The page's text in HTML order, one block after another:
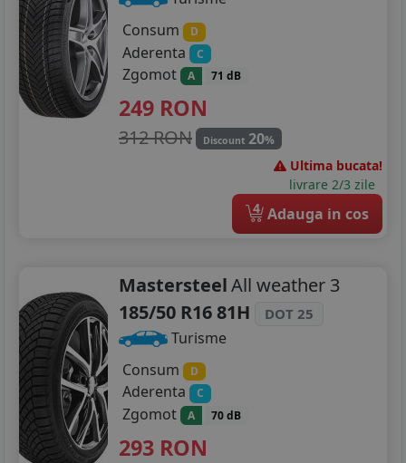
Consum
D
Aderenta C
Zgomot A 71 dB
249 RON
312 RON Discount 20%
Ultima bucata!
livrare 2/3 zile
4 Adauga in cos
MastersteelAll weather 3
185/50 R16 81H
DOT 25
Turisme
Consum
D
Aderenta C
Zgomot A 70 dB
293 RON